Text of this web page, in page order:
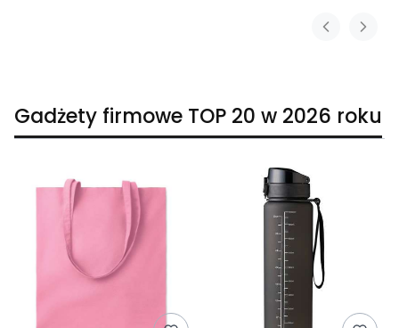
Gadżety firmowe TOP 20 w 2026 roku